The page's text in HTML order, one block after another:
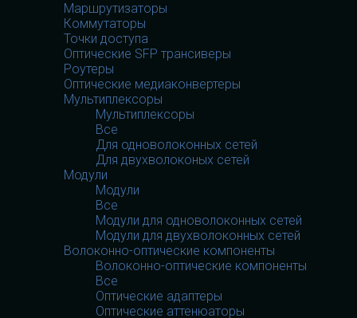
Маршрутизаторы
Коммутаторы
Точки доступа
Оптические SFP трансиверы
Роутеры
Оптические медиаконвертеры
Мультиплексоры
Мультиплексоры
Все
Для одноволоконных сетей
Для двухволоконых сетей
Модули
Модули
Все
Модули для одноволоконных сетей
Модули для двухволоконных сетей
Волоконно-оптические компоненты
Волоконно-оптические компоненты
Все
Оптические адаптеры
Оптические аттенюаторы